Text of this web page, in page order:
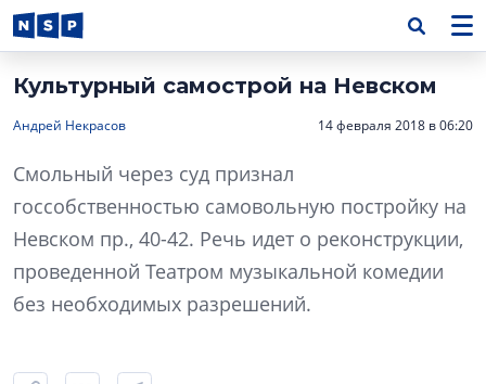
Культурный самострой на Невском
Андрей Некрасов 14 февраля 2018 в 06:20
Смольный через суд признал
госсобственностью самовольную постройку на
Невском пр., 40-42. Речь идет о реконструкции,
проведенной Театром музыкальной комедии
без необходимых разрешений.